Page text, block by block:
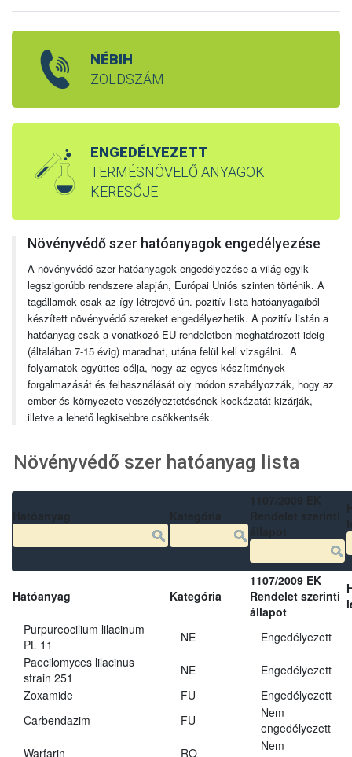
NÉBIH
ZÖLDSZÁM
ENGEDÉLYEZETT
TERMÉSNÖVELŐ ANYAGOK
KERESŐJE
Növényvédő szer hatóanyagok engedélyezése
A növényvédő szer hatóanyagok engedélyezése a világ egyik
legszigorúbb rendszere alapján, Európai Uniós szinten történik. A
tagállamok csak az így létrejövő ún. pozitív lista hatóanyagaiból
készített növényvédő szereket engedélyezhetik. A pozitív listán a
hatóanyag csak a vonatkozó EU rendeletben meghatározott ideig
(általában 7-15 évig) maradhat, utána felül kell vizsgálni. A
folyamatok együttes célja, hogy az egyes készítmények
forgalmazását és felhasználását oly módon szabályozzák, hogy az
ember és környezete veszélyeztetésének kockázatát kizárják,
illetve a lehető legkisebbre csökkentsék.
Növényvédő szer hatóanyag lista
Hatóanyag Kategória
1107/2009 EK
Rendelet szerinti
állapot
Purpureocilium lilacinum
PL 11
NE
Engedélyezett
Paecilomyces lilacinus
strain 251
NE
Engedélyezett
Zoxamide
FU
Engedélyezett
Carbendazim
FU
Nem
engedélyezett
Warfarin
RO
Nem